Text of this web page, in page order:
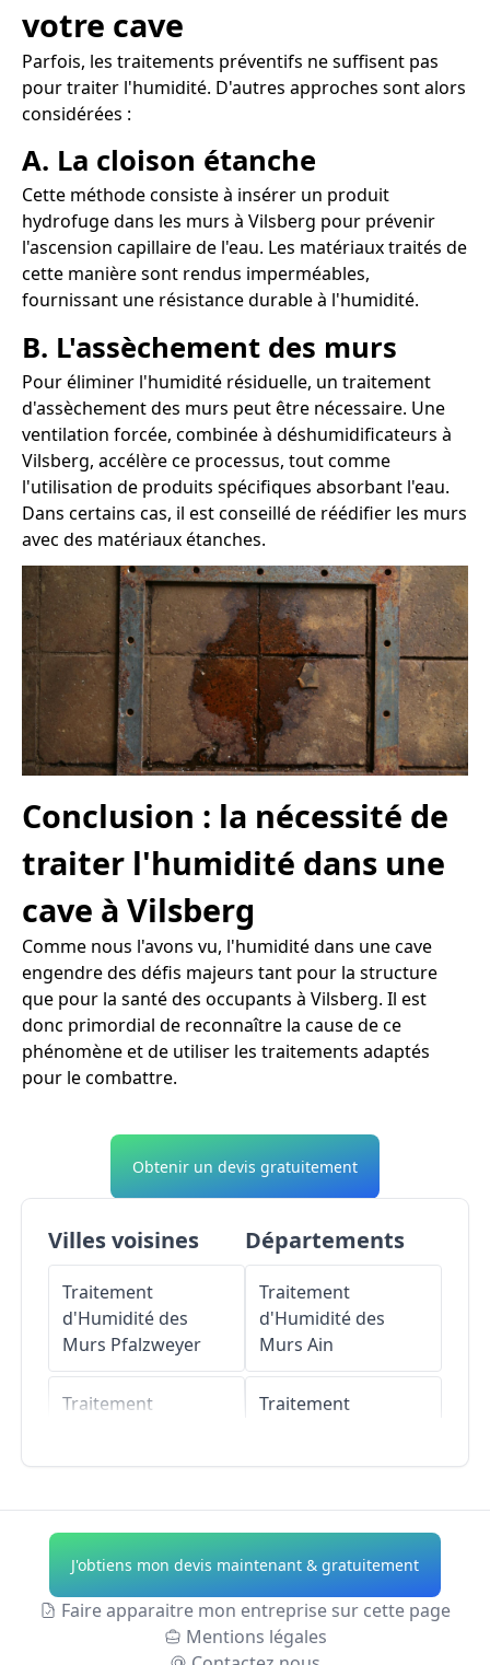
votre cave
Parfois, les traitements préventifs ne suffisent pas
pour traiter l'humidité. D'autres approches sont alors
considérées :
A. La cloison étanche
Cette méthode consiste à insérer un produit
hydrofuge dans les murs à Vilsberg pour prévenir
l'ascension capillaire de l'eau. Les matériaux traités de
cette manière sont rendus imperméables,
fournissant une résistance durable à l'humidité.
B. L'assèchement des murs
Pour éliminer l'humidité résiduelle, un traitement
d'assèchement des murs peut être nécessaire. Une
ventilation forcée, combinée à déshumidificateurs à
Vilsberg, accélère ce processus, tout comme
l'utilisation de produits spécifiques absorbant l'eau.
Dans certains cas, il est conseillé de réédifier les murs
avec des matériaux étanches.
Conclusion : la nécessité de
traiter l'humidité dans une
cave à Vilsberg
Comme nous l'avons vu, l'humidité dans une cave
engendre des défis majeurs tant pour la structure
que pour la santé des occupants à Vilsberg. Il est
donc primordial de reconnaître la cause de ce
phénomène et de utiliser les traitements adaptés
pour le combattre.
Obtenir un devis gratuitement
Villes voisines
Traitement
d'Humidité des
Murs Pfalzweyer
Traitement
Traitement
d'Humidité des
Murs Phalsbourg
Traitement
d'Humidité des
Départements
Traitement
d'Humidité des
Murs Ain
Traitement
Traitement
d'Humidité des
Murs Allier
Traitement
d'Humidité des
J'obtiens mon devis maintenant & gratuitement
Faire apparaitre mon entreprise sur cette page
Mentions légales